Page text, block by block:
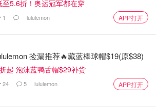
$26.00 购买
古风格真的很上头，色号01，Gray
Sephora 丝芙兰入的，带刷头带眉笔
卡 ，喜欢～
至5.6折！奥运冠军都在穿
1 lululemon APP打开
捡漏推荐🔥藏蓝棒球帽$19(原$38)
起 泡沫蓝鸭舌帽$29补货
24 5 lululemon APP打开